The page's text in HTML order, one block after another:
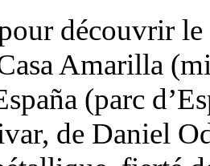
découvrir
Amarilla
(parc
de Daniel